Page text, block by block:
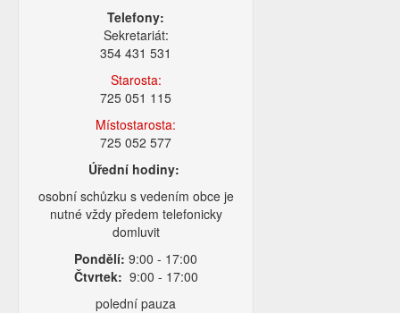
Telefony:
Sekretariát:
354 431 531
Starosta:
725 051 115
Místostarosta:
725 052 577
Úřední hodiny:
osobní schůzku s vedením obce je
nutné vždy předem telefonicky
domluvit
Pondělí: 9:00 - 17:00
Čtvrtek: 9:00 - 17:00
polední pauza